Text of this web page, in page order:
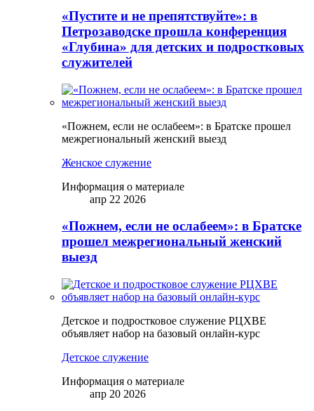
«Пустите и не препятствуйте»: в
Петрозаводске прошла конференция
«Глубина» для детских и подростковых
служителей
«Пожнем, если не ослабеем»: в Братске прошел
межрегиональный женский выезд
Женское служение
Информация о материале
апр 22 2026
«Пожнем, если не ослабеем»: в Братске
прошел межрегиональный женский
выезд
Детское и подростковое служение РЦХВЕ
объявляет набор на базовый онлайн-курс
Детское служение
Информация о материале
апр 20 2026